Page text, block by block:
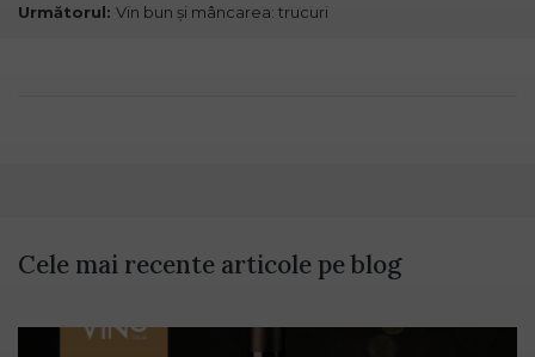
Următorul: Vin bun și mâncarea: trucuri
Cele mai recente articole pe blog